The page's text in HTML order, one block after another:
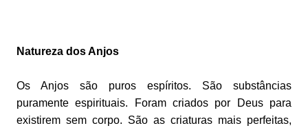
Natureza dos Anjos
Os Anjos são puros espíritos. São substâncias
puramente espirituais. Foram criados por Deus para
existirem sem corpo. São as criaturas mais perfeitas,